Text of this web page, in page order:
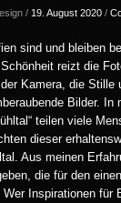
/ 19. August 2020 /
sind und bleiben
reizt die
Kamera, die Stille
Bilder. In
teilen viele
dieser
Aus meinen
die für den
Inspirationen für